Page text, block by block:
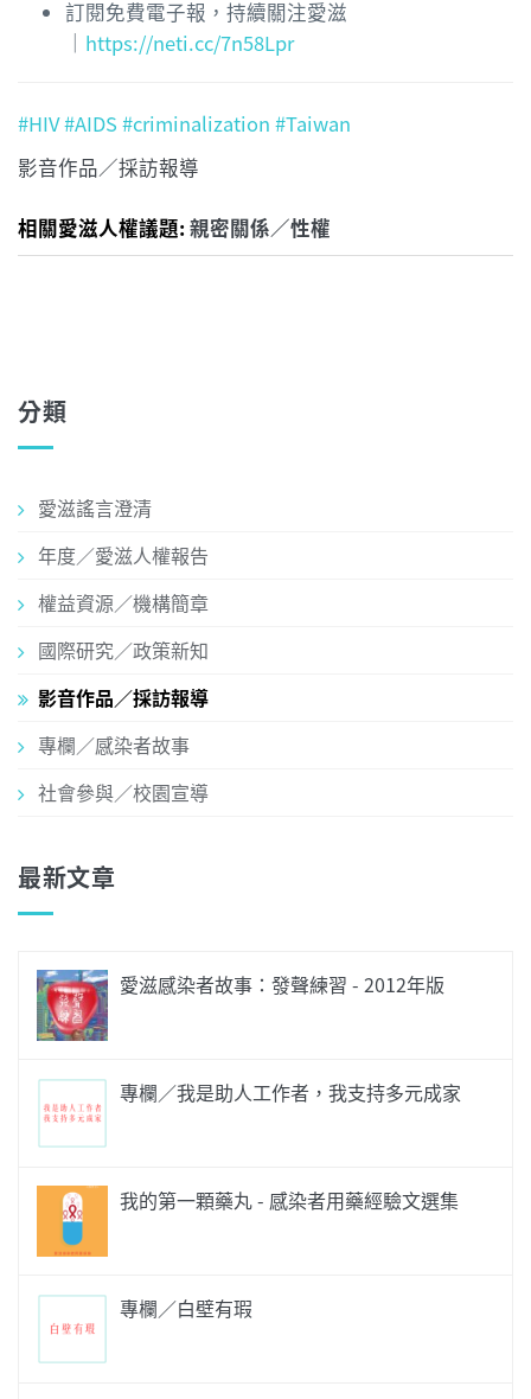
訂閱免費電子報，持續關注愛滋
｜ https://neti.cc/7n58Lpr
#HIV#AIDS #criminalization #Taiwan
影音作品／採訪報導
相關愛滋人權議題: 親密關係／性權
分類
愛滋謠言澄清
年度／愛滋人權報告
權益資源／機構簡章
國際研究／政策新知
影音作品／採訪報導
專欄／感染者故事
社會參與／校園宣導
最新文章
愛滋感染者故事：發聲練習 - 2012年版
專欄／我是助人工作者，我支持多元成家
我的第一顆藥丸 - 感染者用藥經驗文選集
專欄／白壁有瑕